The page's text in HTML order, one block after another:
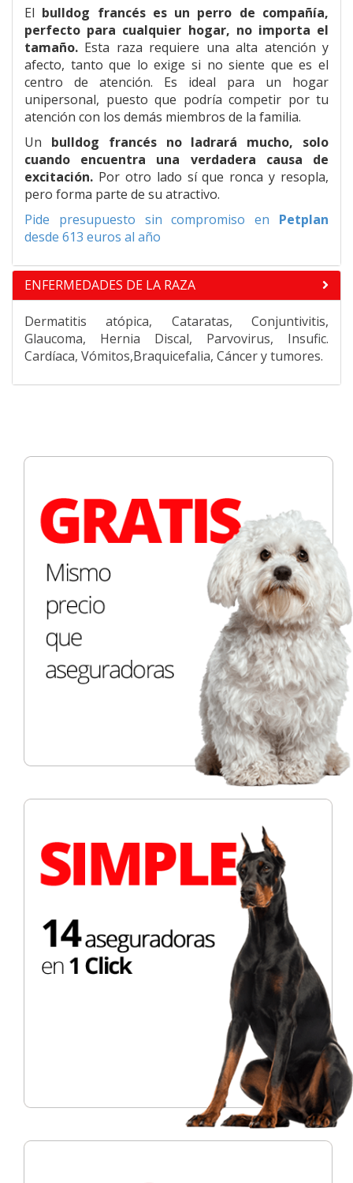
El bulldog francés es un perro de compañía,
perfecto para cualquier hogar, no importa el
tamaño. Esta raza requiere una alta atención y
afecto, tanto que lo exige si no siente que es el
centro de atención. Es ideal para un hogar
unipersonal, puesto que podría competir por tu
atención con los demás miembros de la familia.
Un bulldog francés no ladrará mucho, solo
cuando encuentra una verdadera causa de
excitación. Por otro lado sí que ronca y resopla,
pero forma parte de su atractivo.
Pide presupuesto sin compromiso en Petplan
desde 613 euros al año
ENFERMEDADES DE LA RAZA
Dermatitis atópica, Cataratas, Conjuntivitis,
Glaucoma, Hernia Discal, Parvovirus, Insufic.
Cardíaca, Vómitos,Braquicefalia, Cáncer y tumores.